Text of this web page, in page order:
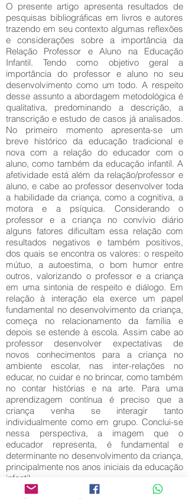
O presente artigo apresenta resultados de
pesquisas bibliográficas em livros e autores
trazendo em seu contexto algumas reflexões
e considerações sobre a importância da
Relação Professor e Aluno na Educação
Infantil. Tendo como objetivo geral a
importância do professor e aluno no seu
desenvolvimento como um todo. A respeito
desse assunto a abordagem metodológica é
qualitativa, predominando a descrição, a
transcrição e estudo de casos já analisados.
No primeiro momento apresenta-se um
breve histórico da educação tradicional e
nova com a relação do educador com o
aluno, como também da educação infantil. A
afetividade está além da relação/professor e
aluno, e cabe ao professor desenvolver toda
a habilidade da criança, como a cognitiva, a
motora e a psíquica. Considerando o
professor e a criança no convívio diário
alguns fatores dificultam essa relação com
resultados negativos e também positivos,
dos quais se encontra os valores: o respeito
mútuo, a autoestima, o bom humor entre
outros, valorizando o professor e a criança
em uma sintonia de respeito e diálogo. Em
relação à interação ela exerce um papel
fundamental no desenvolvimento da criança,
começa no relacionamento da família e
depois se estende à escola. Assim cabe ao
professor desenvolver expectativas de
novos conhecimentos para a criança no
ambiente escolar, nas inter-relações no
educar, no cuidar e no brincar, como também
no contar histórias e na arte. Para uma
aprendizagem contínua é preciso que a
criança venha se interagir tanto
individualmente como em grupo. Conclui-se
nessa perspectiva, a imagem que o
educador representa, é fundamental e
determinante no desenvolvimento da criança,
principalmente nos anos iniciais da educação
infantil.
Palavras-Chave: